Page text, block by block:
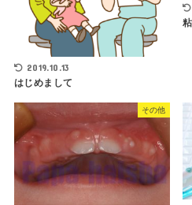
2019.10.13
はじめまして
その他